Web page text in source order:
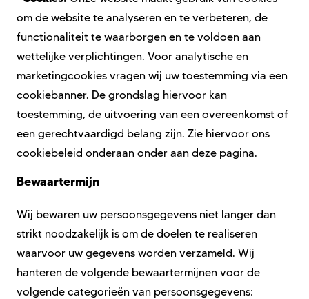
om de website te analyseren en te verbeteren, de
functionaliteit te waarborgen en te voldoen aan
wettelijke verplichtingen. Voor analytische en
marketingcookies vragen wij uw toestemming via een
cookiebanner. De grondslag hiervoor kan
toestemming, de uitvoering van een overeenkomst of
een gerechtvaardigd belang zijn. Zie hiervoor ons
cookiebeleid onderaan onder aan deze pagina.
Bewaartermijn
Wij bewaren uw persoonsgegevens niet langer dan
strikt noodzakelijk is om de doelen te realiseren
waarvoor uw gegevens worden verzameld. Wij
hanteren de volgende bewaartermijnen voor de
volgende categorieën van persoonsgegevens: